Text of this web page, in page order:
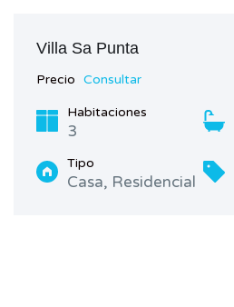
Villa Sa Punta
Precio Consultar
Habitaciones
3
Tipo
Casa, Residencial